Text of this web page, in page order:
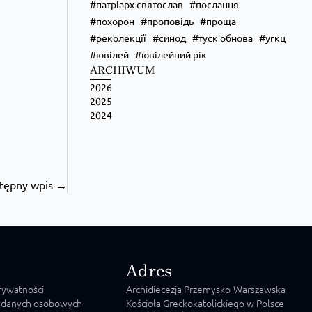
wpis →
Zobacz na Facebooku
патріарх святослав
послання
похорон
проповідь
проща
реколекції
синод туск обнова
угкц
ювілей
ювілейний рік
ARCHIWUM
2026
2025
2024
osobowych
Adres
Archidiecezja Przemysko-Warszawska
Kościoła Greckokatolickiego w Polsce